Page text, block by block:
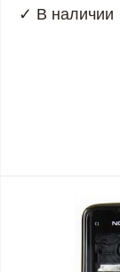
✓ В наличии